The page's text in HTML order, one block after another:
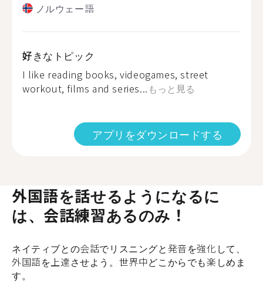
ノルウェー語
好きなトピック
I like reading books, videogames, street
workout, films and series... もっと見る
アプリをダウンロードする
外国語を話せるようになるに
は、会話練習あるのみ！
ネイティブとの会話でリスニングと発音を強化して、
外国語を上達させよう。世界中どこからでも楽しめま
す。